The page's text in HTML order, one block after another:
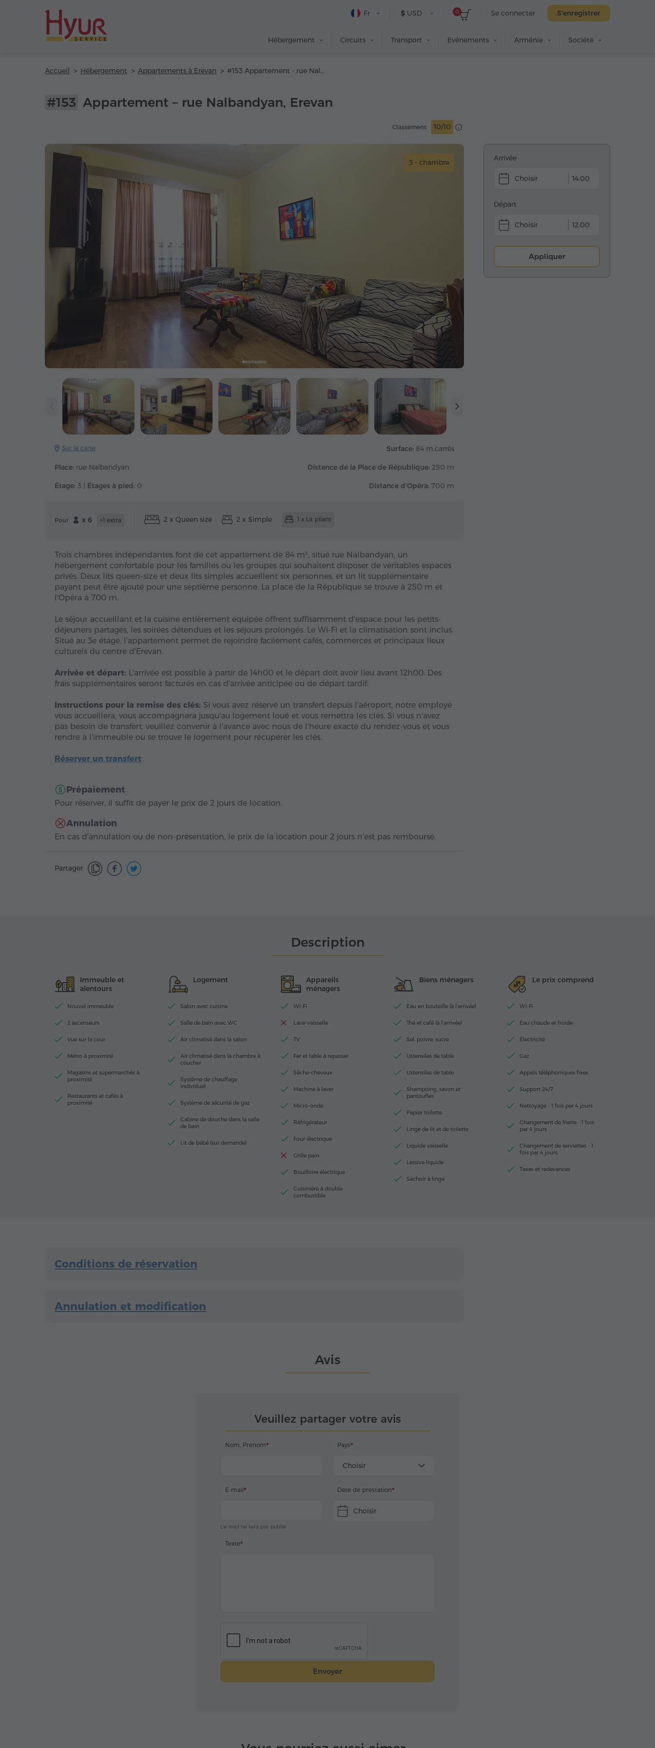
Se connecter S'enregistrer
0
$ USD
Fr
Hébergement Circuits Transport Evénements Arménie Société
Accueil Hébergement Appartements à Erevan #153 Appartement - rue Nalbandyan
#153 Appartement – rue Nalbandyan, Erevan
Classement 10/10
3 - chambre
Sur la carte Surface: 84 m.carrès
Place: rue Nalbandyan Distance de la Place de République: 250 m
Étage: 3 | Étages à pied: 0 Distance d'Opéra: 700 m
Pour x 6 +1 extra 2 x Queen size 2 x Simple 1 x Lit pliant
Trois chambres indépendantes font de cet appartement de 84 m², situé rue Nalbandyan, un
hébergement confortable pour les familles ou les groupes qui souhaitent disposer de véritables espaces
privés. Deux lits queen-size et deux lits simples accueillent six personnes, et un lit supplémentaire
payant peut être ajouté pour une septième personne. La place de la République se trouve à 250 m et
l'Opéra à 700 m.
Le séjour accueillant et la cuisine entièrement équipée offrent suffisamment d'espace pour les petits-
déjeuners partagés, les soirées détendues et les séjours prolongés. Le Wi-Fi et la climatisation sont inclus.
Situé au 3e étage, l'appartement permet de rejoindre facilement cafés, commerces et principaux lieux
culturels du centre d'Erevan.
Arrivée et départ: L'arrivée est possible à partir de 14h00 et le départ doit avoir lieu avant 12h00. Des
frais supplémentaires seront facturés en cas d'arrivée anticipée ou de départ tardif.
Instructions pour la remise des clés: Si vous avez réservé un transfert depuis l'aéroport, notre employé
vous accueillera, vous accompagnera jusqu'au logement loué et vous remettra les clés. Si vous n'avez
pas besoin de transfert, veuillez convenir à l'avance avec nous de l'heure exacte du rendez-vous et vous
rendre à l'immeuble où se trouve le logement pour récupérer les clés.
Réserver un transfert
Prépaiement
Pour réserver, il suffit de payer le prix de 2 jours de location.
Annulation
En cas d'annulation ou de non-présentation, le prix de la location pour 2 jours n'est pas remboursé.
Partager
Arrivée
14:00
Départ
12:00
Appliquer
Description
Immeuble et
alentours
Nouvel immeuble
2 ascenseurs
Vue sur la cour
Métro à proximité
Magasins et supermarchés à
proximité
Restaurants et cafés à
proximité
Logement
Salon avec cuisine
Salle de bain avec WC
Air climatisé dans la salon
Air climatisé dans la chambre à
coucher
Système de chauffage
individuel
Système de sécurité de gaz
Cabine de douche dans la salle
de bain
Lit de bébé (sur demande)
Appareils
ménagers
Wi-Fi
Lave-vaisselle
TV
Fer et table à repasser
Sèche-cheveux
Machine à laver
Micro-onde
Réfrigérateur
Four électrique
Grille pain
Bouilloire électrique
Cuisinière à double
combustible
Biens ménagers
Eau en bouteille (à l’arrivée)
Thé et café (à l’arrivée)
Sel, poivre, sucre
Ustensiles de table
Ustensiles de table
Shampoing, savon et
pantoufles
Papier toilette
Linge de lit et de toilette
Liquide vaisselle
Lessive liquide
Séchoir à linge
Le prix comprend
Wi-Fi
Eau chaude et froide
Électricité
Gaz
Appels téléphoniques fixes
Support 24/7
Nettoyage - 1 fois par 4 jours
Changement de literie - 1 fois
par 4 jours
Changement de serviettes - 1
fois par 4 jours
Taxes et redevances
Conditions de réservation
Annulation et modification
Avis
Veuillez partager votre avis
Nom, Prénom Pays
Choisir
E-mail
L'e-mail ne sera pas publié
Date de prestation
Choisir
Texte
Envoyer